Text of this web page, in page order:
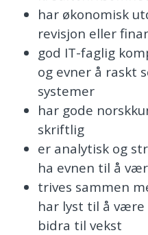
har økonomisk
revisjon eller
god IT-faglig
og evner å raskt
systemer
har gode
skriftlig
er analytisk og
ha evnen til å
trives sammen
har lyst til å
bidra til vekst